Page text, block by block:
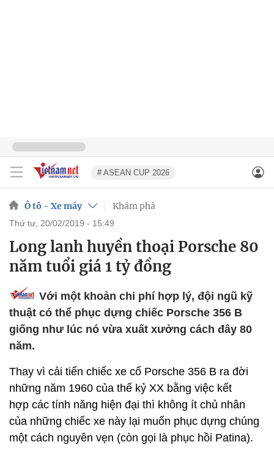
# ASEAN CUP 2026
Ô tô - Xe máy Khám phá
thứ tư, 20/02/2019 - 15:49
Long lanh huyền thoại Porsche 80
năm tuổi giá 1 tỷ đồng
Với một khoản chi phí hợp lý, đội ngũ kỹ
thuật có thể phục dựng chiếc Porsche 356 B
giống như lúc nó vừa xuất xưởng cách đây 80
năm.
Thay vì cải tiến chiếc xe cổ Porsche 356 B ra đời
những năm 1960 của thế kỷ XX bằng việc kết
hợp các tính năng hiện đại thì không ít chủ nhân
của những chiếc xe này lại muốn phục dựng chúng
một cách nguyên vẹn (còn gọi là phục hồi Patina).